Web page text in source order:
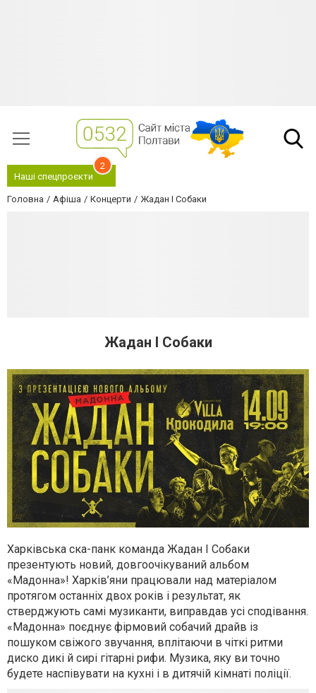
Наші спецпроєкти
2
Головна Афіша Концерти Жадан І Собаки
Жадан І Собаки
Харківська ска-панк команда Жадан І Собаки
презентують новий, довгоочікуваний альбом
«Мадонна»! Харків’яни працювали над матеріалом
протягом останніх двох років і результат, як
стверджують самі музиканти, виправдав усі сподівання.
«Мадонна» поєднує фірмовий собачий драйв із
пошуком свіжого звучання, вплітаючи в чіткі ритми
диско дикі й сирі гітарні рифи. Музика, яку ви точно
будете наспівувати на кухні і в дитячій кімнаті поліції.